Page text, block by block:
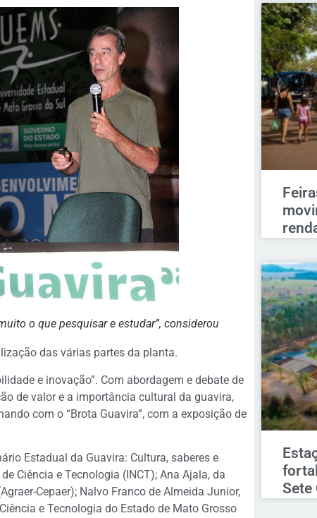
o que pesquisar e estudar”, considerou
das várias partes da planta.
e inovação”. Com abordagem e debate de
de valor e a importância cultural da guavira,
com o “Brota Guavira”, com a exposição de
Estadual da Guavira: Cultura, saberes e
Ciência e Tecnologia (INCT); Ana Ajala, da
Cepaer); Nalvo Franco de Almeida Junior,
e Tecnologia do Estado de Mato Grosso
Sete